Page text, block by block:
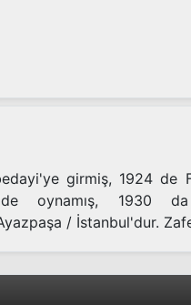
girmiş, 1924 de
oynamış, 1930 da
/ İstanbul'dur.